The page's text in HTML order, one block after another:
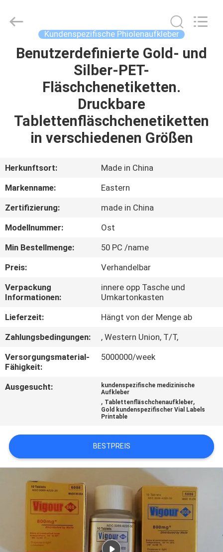
HAUS
PRODUKTE
ÜBER
FABRIK-
AUSFLUG
QUALITÄTSKONTROLLE
TRETEN
SIE
MIT
UNS
IN
VERBINDUNG
NACHRICHTEN
FÄLLE
PRIVACY
Kundenspezifische Phiolenaufkleber
Benutzerdefinierte Gold- und
Silber-PET-
Fläschchenetiketten.
Druckbare
Tablettenfläschchenetiketten
in verschiedenen Größen
Herkunftsort:
Made in China
Markenname:
Eastern
Zertifizierung:
made in China
Modellnummer:
Ost
Min Bestellmenge:
50 PC /name
Preis:
Verhandelbar
Verpackung
Informationen:
innere opp Tasche und
Umkartonkasten
Lieferzeit:
Hängt von der Menge ab
Zahlungsbedingungen:
, Western Union, T/T,
Versorgungsmaterial-
Fähigkeit:
5000000/week
Ausgesucht:
kundenspezifische medizinische
Aufkleber
, Tablettenfläschchenaufkleber,
Gold kundenspezifischer Vial Labels
Printable
BESTPREIS